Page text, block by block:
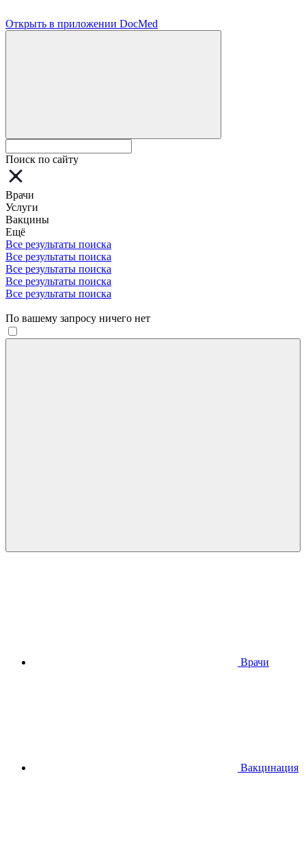
Открыть в приложении DocMed
Поиск по сайту
Врачи
Услуги
Вакцины
Ещё
Все результаты поиска
Все результаты поиска
Все результаты поиска
Все результаты поиска
Все результаты поиска
По вашему запросу ничего нет
Врачи
Вакцинация